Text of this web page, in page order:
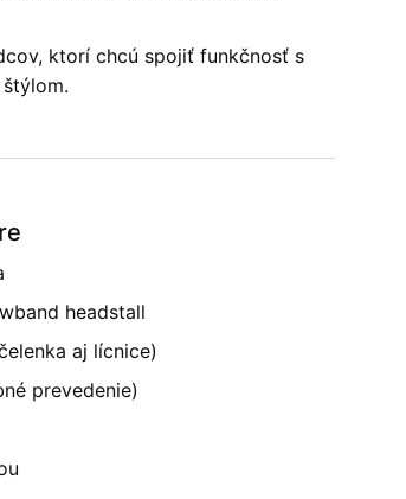
ktorí chcú spojiť funkčnosť s
headstall
aj lícnice)
prevedenie)